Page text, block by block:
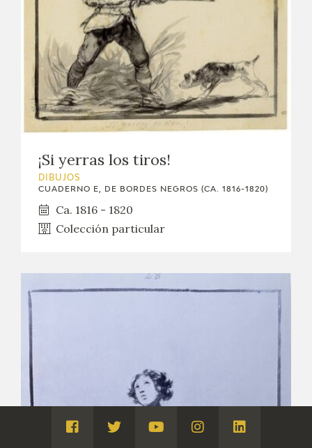
¡Si yerras los tiros!
DIBUJOS
CUADERNO E, DE BORDES NEGROS (CA. 1816-1820)
Ca. 1816 - 1820
Colección particular
Visita
Visita
Visita
Visita
Visita